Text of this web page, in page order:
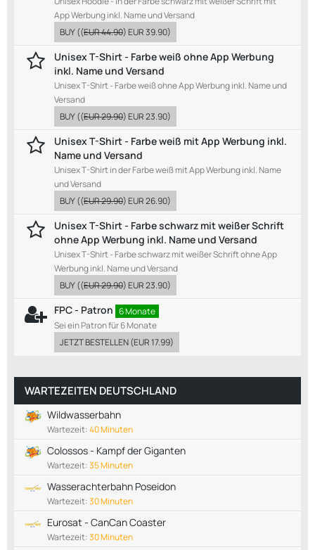
App Werbung inkl. Name und Versand
BUY((EUR 44.90)EUR 39.90)
Unisex T-Shirt - Farbe weiß ohne App Werbung
inkl. Name und Versand
Unisex T-Shirt - Farbe weiß ohne App Werbung inkl. Name und
Versand
BUY((EUR 29.90)EUR 23.90)
Unisex T-Shirt - Farbe weiß mit App Werbung inkl.
Name und Versand
Unisex T-Shirt in der Farbe weiß mit App Werbung inkl. Name
und Versand
BUY((EUR 29.90)EUR 26.90)
Unisex T-Shirt - Farbe schwarz mit weißer Schrift
ohne App Werbung inkl. Name und Versand
Unisex T-Shirt - Farbe schwarz mit weißer Schrift ohne App
Werbung inkl. Name und Versand
BUY((EUR 29.90)EUR 23.90)
FPC - Patron 6 Monate
Sei ein Patron für 6 Monate
JETZT BESTELLEN(EUR 17.99)
WARTEZEITEN DEUTSCHLAND
Wildwasserbahn
Wartezeit:40 Minuten
Colossos - Kampf der Giganten
Wartezeit:35 Minuten
Wasserachterbahn Poseidon
Wartezeit:30 Minuten
Eurosat - CanCan Coaster
Wartezeit:30 Minuten